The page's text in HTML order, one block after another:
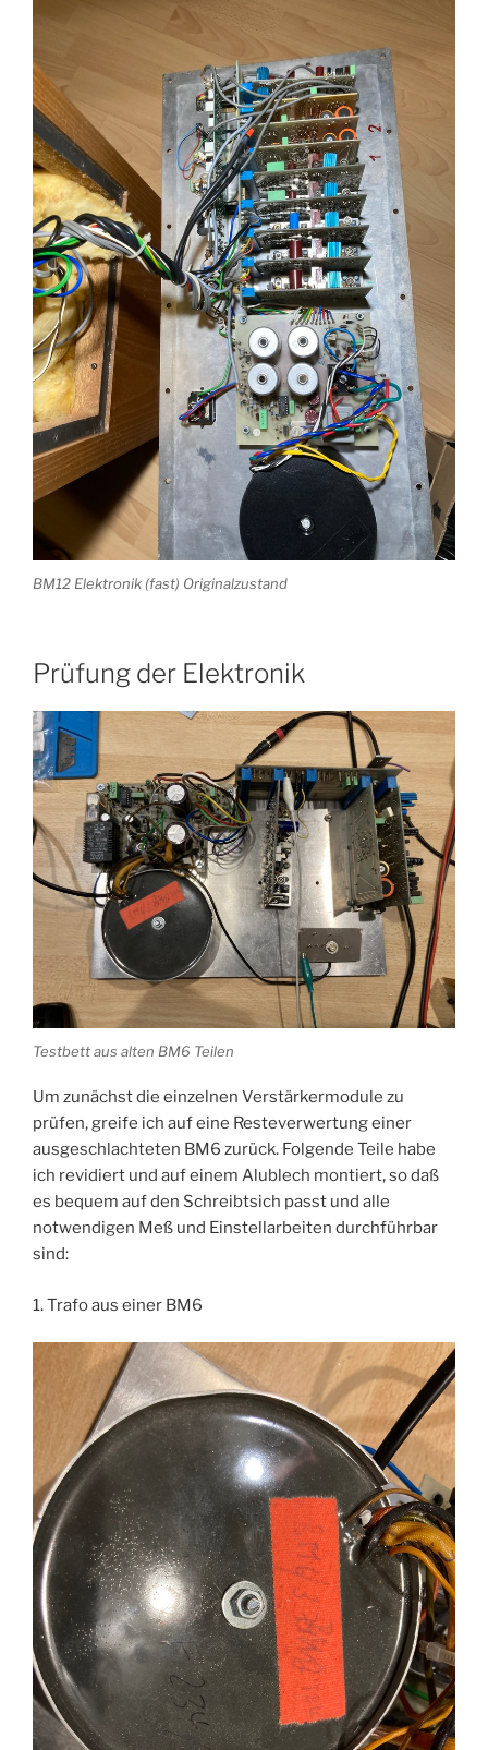
BM12 Elektronik (fast) Originalzustand
Prüfung der Elektronik
Testbett aus alten BM6 Teilen
Um zunächst die einzelnen Verstärkermodule zu
prüfen, greife ich auf eine Resteverwertung einer
ausgeschlachteten BM6 zurück. Folgende Teile habe
ich revidiert und auf einem Alublech montiert, so daß
es bequem auf den Schreibtsich passt und alle
notwendigen Meß und Einstellarbeiten durchführbar
sind:
1. Trafo aus einer BM6